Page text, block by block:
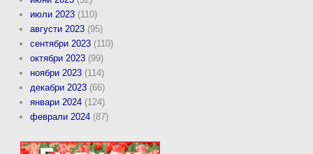
июли 2023 (110)
августи 2023 (95)
сентябри 2023 (110)
октябри 2023 (99)
ноябри 2023 (114)
декабри 2023 (66)
январи 2024 (124)
феврали 2024 (87)